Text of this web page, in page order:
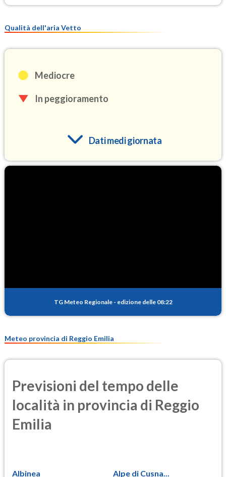
Qualità dell'aria Vetto
Mediocre
In peggioramento
Dati medi giornata
PM25
TG Meteo Regionale - edizione delle 08:22
Meteo provincia di Reggio Emilia
Previsioni del tempo delle
località in provincia di Reggio
Emilia
Albinea Alpe di Cusna...